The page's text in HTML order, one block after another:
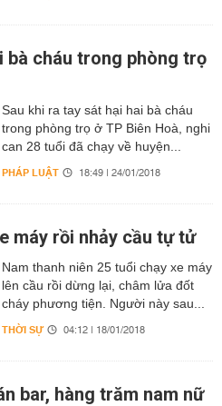
bà cháu trong phòng trọ
Sau khi ra tay sát hại hai bà cháu
trong phòng trọ ở TP Biên Hoà, nghi
can 28 tuổi đã chạy về huyện...
PHÁP LUẬT 18:49 | 24/01/2018
máy rồi nhảy cầu tự tử
Nam thanh niên 25 tuổi chạy xe máy
lên cầu rồi dừng lại, châm lửa đốt
cháy phương tiện. Người này sau...
THỜI SỰ 04:12 | 18/01/2018
bar, hàng trăm nam nữ